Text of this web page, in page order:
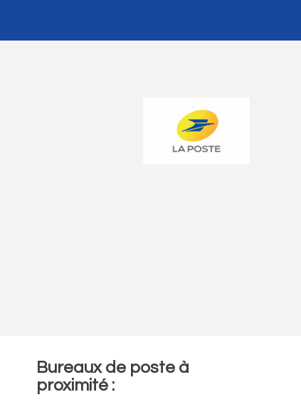
Bureaux de poste à
proximité :